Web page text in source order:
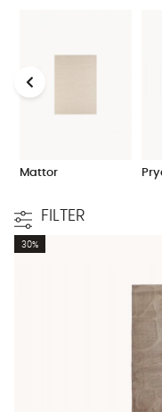
Mattor
FILTER
30%